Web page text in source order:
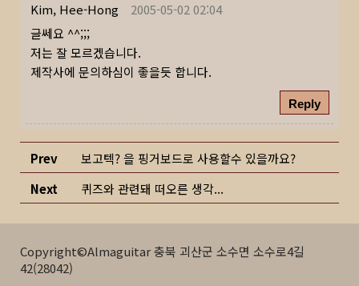
Kim, Hee-Hong
2005-05-02 02:04
글쎄요 ^^;;;
저는 잘 모르겠습니다.
제작사에 문의하심이 좋을듯 합니다.
Reply
Prev
보고텍? 을 핑거보드로 사용할수 있을까요?
Next
퀴즈와 관련돼 떠오른 생각...
Copyright©Almaguitar 충북 괴산군 소수면 소수로4길
42(28042)